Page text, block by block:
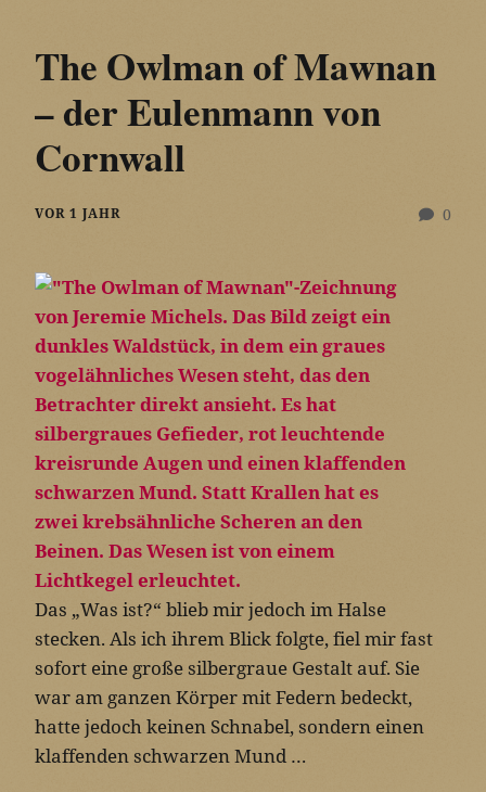
The Owlman of Mawnan
– der Eulenmann von
Cornwall
0
VOR 1 JAHR
Das „Was ist?“ blieb mir jedoch im Halse
stecken. Als ich ihrem Blick folgte, fiel mir fast
sofort eine große silbergraue Gestalt auf. Sie
war am ganzen Körper mit Federn bedeckt,
hatte jedoch keinen Schnabel, sondern einen
klaffenden schwarzen Mund …